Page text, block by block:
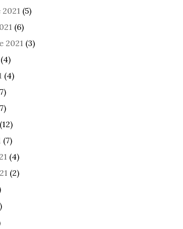
(5)
(6)
2021 (3)
(4)
(4)
(12)
(7)
(4)
(2)